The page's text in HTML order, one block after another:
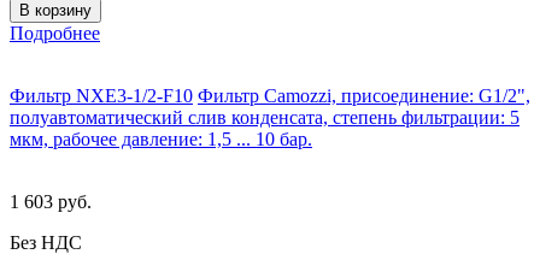
В корзину
Подробнее
Фильтр NXE3-1/2-F10 Фильтр Camozzi, присоединение: G1/2",
полуавтоматический слив конденсата, степень фильтрации: 5
мкм, рабочее давление: 1,5 ... 10 бар.
1 603 руб.
Без НДС